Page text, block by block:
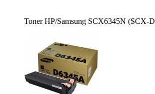
Toner HP/Samsung SCX6345N (SCX-